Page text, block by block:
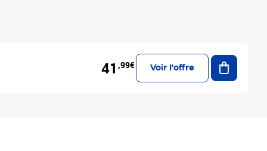
41 ,99€ Voir l'offre
Ajouter